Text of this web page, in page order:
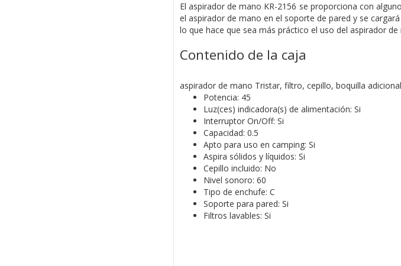
El aspirador de mano KR-2156 se proporciona con
el aspirador de mano en el soporte de pared y se
lo que hace que sea más práctico el uso del aspirador
Contenido de la caja
aspirador de mano Tristar, filtro, cepillo, boquilla
Potencia: 45
Luz(ces) indicadora(s) de alimentación: Si
Interruptor On/Off: Si
Capacidad: 0.5
Apto para uso en camping: Si
Aspira sólidos y líquidos: Si
Cepillo incluido: No
Nivel sonoro: 60
Tipo de enchufe: C
Soporte para pared: Si
Filtros lavables: Si